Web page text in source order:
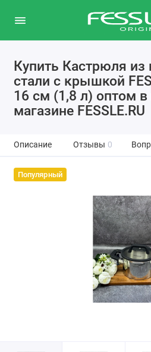
Купить Кастрюля
стали с крышкой
16 см (1,8 л) оптом в
магазине FESSLE.RU
Описание Отзывы 0
Популярный